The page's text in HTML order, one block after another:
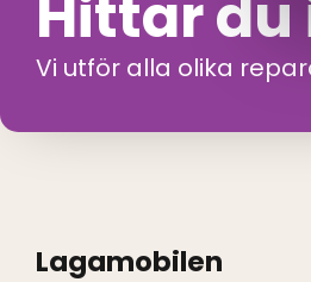
Hittar
Vi utför alla olika
Lagamobilen